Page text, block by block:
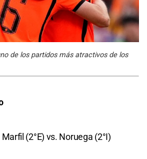
de los partidos más atractivos de los
(2°E) vs. Noruega (2°I)